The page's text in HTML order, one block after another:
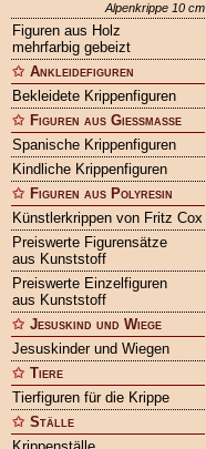
Alpenkrippe 10 cm
Figuren aus Holz
mehrfarbig gebeizt
Ankleidefiguren
Bekleidete Krippenfiguren
Figuren aus Gießmasse
Spanische Krippenfiguren
Kindliche Krippenfiguren
Figuren aus Polyresin
Künstlerkrippen von Fritz Cox
Preiswerte Figurensätze
aus Kunststoff
Preiswerte Einzelfiguren
aus Kunststoff
Jesuskind und Wiege
Jesuskinder und Wiegen
Tiere
Tierfiguren für die Krippe
Ställe